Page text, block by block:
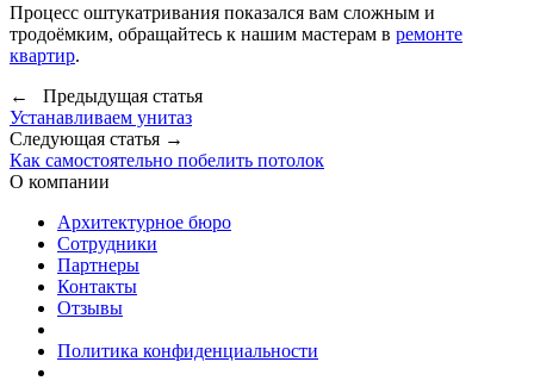
Процесс оштукатривания показался вам сложным и
тродоёмким, обращайтесь к нашим мастерам в ремонте
квартир.
← Предыдущая статья
Устанавливаем унитаз
Следующая статья →
Как самостоятельно побелить потолок
О компании
Архитектурное бюро
Сотрудники
Партнеры
Контакты
Отзывы
Политика конфиденциальности